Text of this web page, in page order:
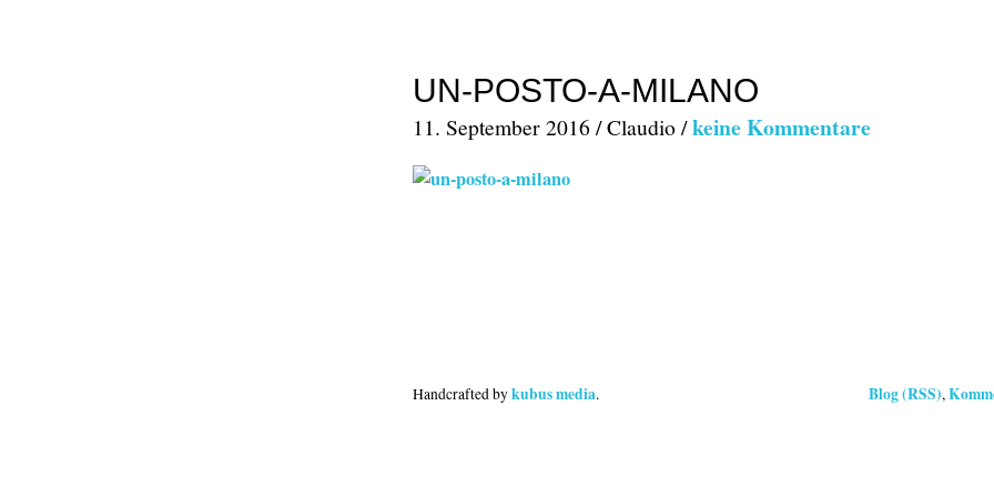
UN-POSTO-A-MILANO
11. September 2016 / Claudio /keine Kommentare
Blog (RSS),
Handcrafted bykubus media.